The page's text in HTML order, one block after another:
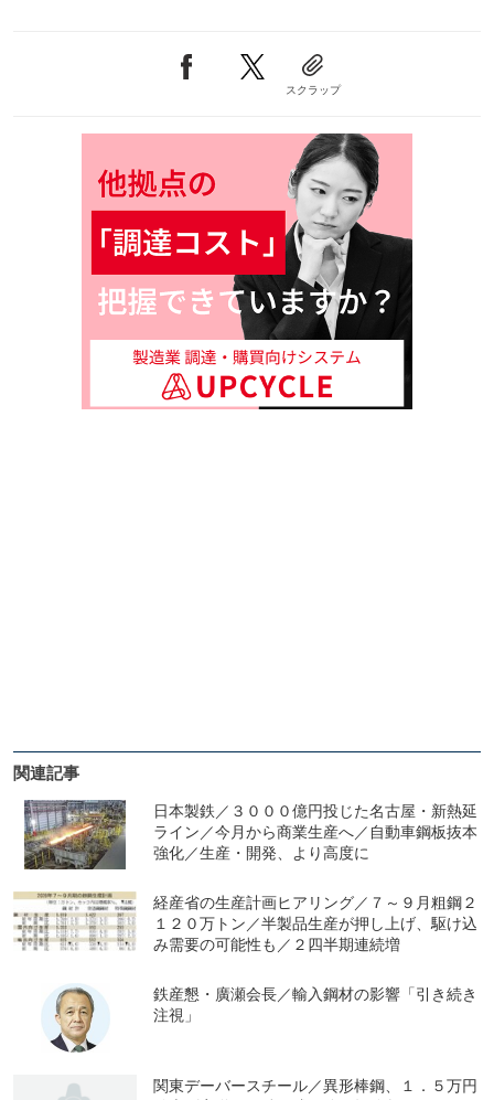
スクラップ
関連記事
日本製鉄／３０００億円投じた名古屋・新熱延
ライン／今月から商業生産へ／自動車鋼板抜本
強化／生産・開発、より高度に
経産省の生産計画ヒアリング／７～９月粗鋼２
１２０万トン／半製品生産が押し上げ、駆け込
み需要の可能性も／２四半期連続増
鉄産懇・廣瀬会長／輸入鋼材の影響「引き続き
注視」
関東デーバースチール／異形棒鋼、１．５万円